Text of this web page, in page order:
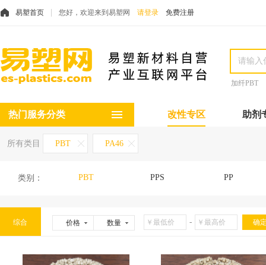
易塑首页 您好，欢迎来到易塑网 请登录 免费注册
加纤PBT
热门服务分类 改性专区 助剂
所有类目 PBT PA46
类别： PBT PPS PP
综合 价格 数量 -